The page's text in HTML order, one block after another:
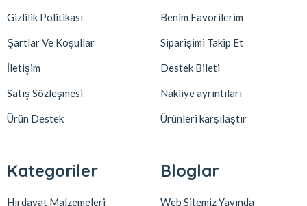
Gizlilik Politikası
Şartlar Ve Koşullar
İletişim
Satış Sözleşmesi
Ürün Destek
Benim Favorilerim
Siparişimi Takip Et
Destek Bileti
Nakliye ayrıntıları
Ürünleri karşılaştır
Kategoriler
Hırdavat Malzemeleri
Bloglar
Web Sitemiz Yayında